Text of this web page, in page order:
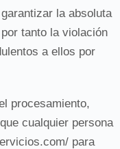
la absoluta
tanto la violación
a ellos por
procesamiento,
cualquier persona
para